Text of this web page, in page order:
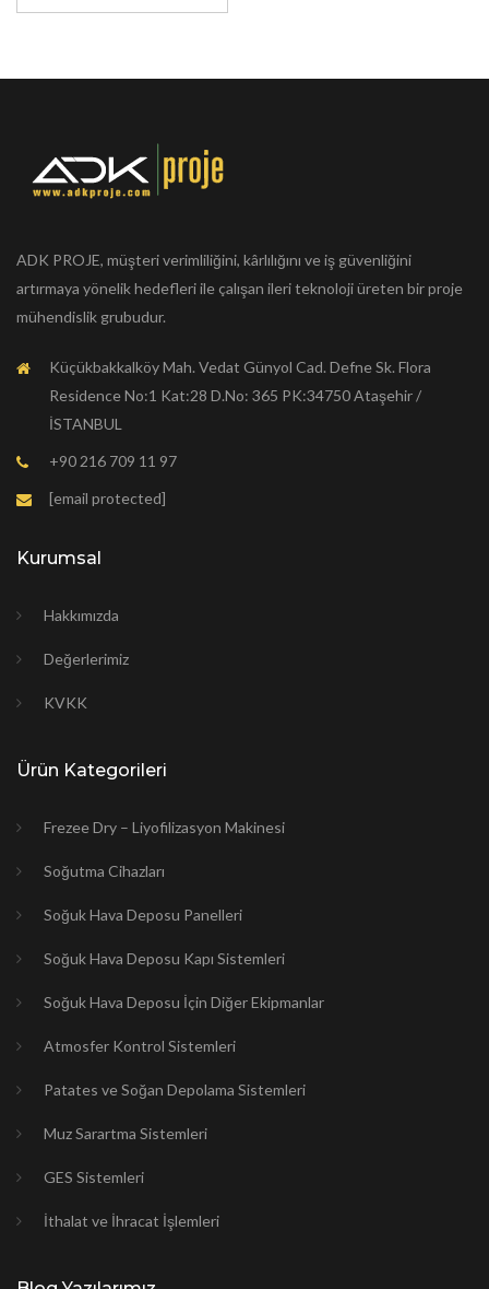
ADK PROJE, müşteri verimliliğini, kârlılığını ve iş güvenliğini
artırmaya yönelik hedefleri ile çalışan ileri teknoloji üreten bir proje
mühendislik grubudur.
Küçükbakkalköy Mah. Vedat Günyol Cad. Defne Sk. Flora
Residence No:1 Kat:28 D.No: 365 PK:34750 Ataşehir /
İSTANBUL
+90 216 709 11 97
[email protected]
Kurumsal
Hakkımızda
Değerlerimiz
KVKK
Ürün Kategorileri
Frezee Dry – Liyofilizasyon Makinesi
Soğutma Cihazları
Soğuk Hava Deposu Panelleri
Soğuk Hava Deposu Kapı Sistemleri
Soğuk Hava Deposu İçin Diğer Ekipmanlar
Atmosfer Kontrol Sistemleri
Patates ve Soğan Depolama Sistemleri
Muz Sarartma Sistemleri
GES Sistemleri
İthalat ve İhracat İşlemleri